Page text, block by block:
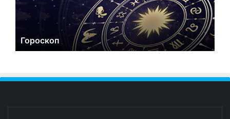
Гороскоп